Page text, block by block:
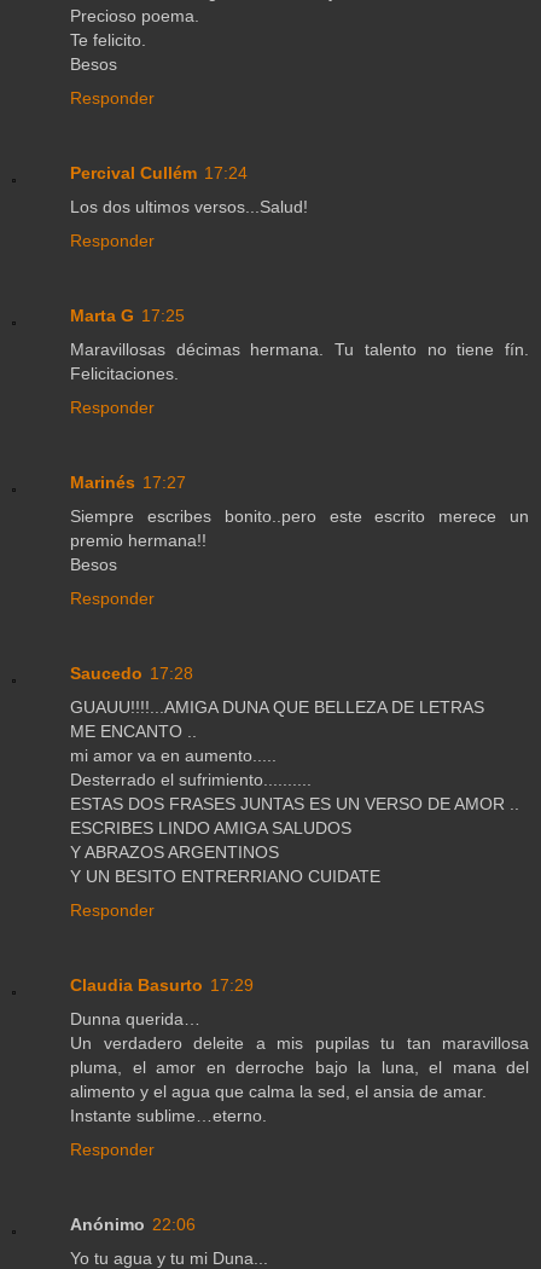
Precioso poema.
Te felicito.
Besos
Responder
Percival Cullém 17:24
Los dos ultimos versos...Salud!
Responder
Marta G 17:25
Maravillosas décimas hermana. Tu talento no tiene fín.
Felicitaciones.
Responder
Marinés 17:27
Siempre escribes bonito..pero este escrito merece un
premio hermana!!
Besos
Responder
Saucedo 17:28
GUAUU!!!!...AMIGA DUNA QUE BELLEZA DE LETRAS
ME ENCANTO ..
mi amor va en aumento.....
Desterrado el sufrimiento..........
ESTAS DOS FRASES JUNTAS ES UN VERSO DE AMOR ..
ESCRIBES LINDO AMIGA SALUDOS
Y ABRAZOS ARGENTINOS
Y UN BESITO ENTRERRIANO CUIDATE
Responder
Claudia Basurto 17:29
Dunna querida…
Un verdadero deleite a mis pupilas tu tan maravillosa
pluma, el amor en derroche bajo la luna, el mana del
alimento y el agua que calma la sed, el ansia de amar.
Instante sublime…eterno.
Responder
Anónimo 22:06
Yo tu agua y tu mi Duna...